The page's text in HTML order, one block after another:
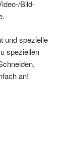
Bild-
und spezielle
speziellen
an!